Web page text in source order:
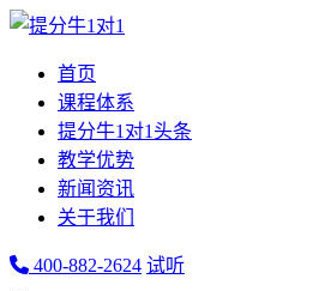
首页
课程体系
提分牛1对1头条
教学优势
新闻资讯
关于我们
400-882-2624 试听